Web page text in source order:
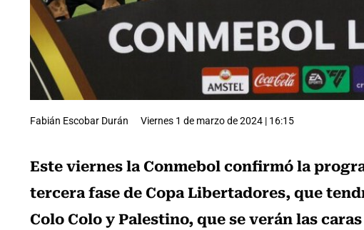
Fabián Escobar Durán Viernes 1 de marzo de 2024 | 16:15
Este viernes la Conmebol confirmó la
tercera fase de Copa Libertadores, que
Colo Colo y Palestino, que se verán las